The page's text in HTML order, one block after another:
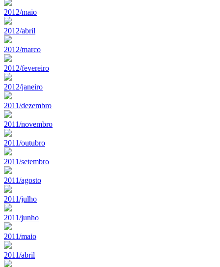
2012/maio
2012/abril
2012/marco
2012/fevereiro
2012/janeiro
2011/dezembro
2011/novembro
2011/outubro
2011/setembro
2011/agosto
2011/julho
2011/junho
2011/maio
2011/abril